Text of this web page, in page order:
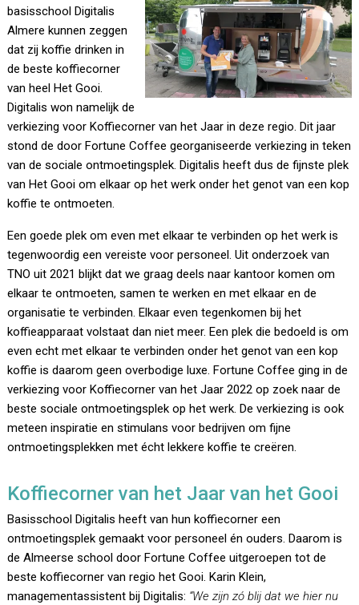
basisschool Digitalis
Almere kunnen zeggen
dat zij koffie drinken in
de beste koffiecorner
van heel Het Gooi.
Digitalis won namelijk de
verkiezing voor Koffiecorner van het Jaar in deze regio. Dit jaar
stond de door Fortune Coffee georganiseerde verkiezing in teken
van de sociale ontmoetingsplek. Digitalis heeft dus de fijnste plek
van Het Gooi om elkaar op het werk onder het genot van een kop
koffie te ontmoeten.
Een goede plek om even met elkaar te verbinden op het werk is
tegenwoordig een vereiste voor personeel. Uit onderzoek van
TNO uit 2021 blijkt dat we graag deels naar kantoor komen om
elkaar te ontmoeten, samen te werken en met elkaar en de
organisatie te verbinden. Elkaar even tegenkomen bij het
koffieapparaat volstaat dan niet meer. Een plek die bedoeld is om
even echt met elkaar te verbinden onder het genot van een kop
koffie is daarom geen overbodige luxe. Fortune Coffee ging in de
verkiezing voor Koffiecorner van het Jaar 2022 op zoek naar de
beste sociale ontmoetingsplek op het werk. De verkiezing is ook
meteen inspiratie en stimulans voor bedrijven om fijne
ontmoetingsplekken met écht lekkere koffie te creëren.
Koffiecorner van het Jaar van het Gooi
Basisschool Digitalis heeft van hun koffiecorner een
ontmoetingsplek gemaakt voor personeel én ouders. Daarom is
de Almeerse school door Fortune Coffee uitgeroepen tot de
beste koffiecorner van regio het Gooi. Karin Klein,
managementassistent bij Digitalis: “We zijn zó blij dat we hier nu